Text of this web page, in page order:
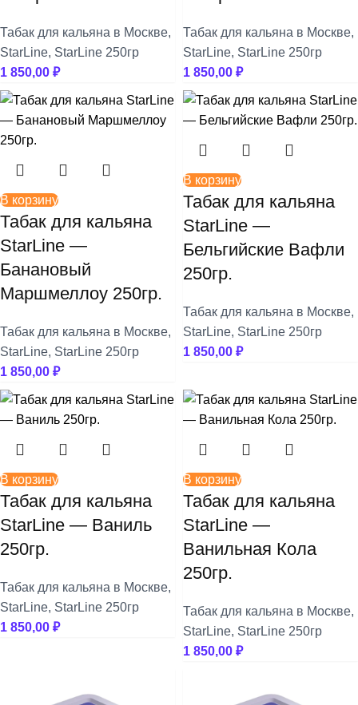
Табак для кальяна в Москве,
StarLine, StarLine 250гр
1 850,00 ₽
Табак для кальяна в Москве,
StarLine, StarLine 250гр
1 850,00 ₽
В корзину
Табак для кальяна
StarLine —
Банановый
Маршмеллоу 250гр.
Табак для кальяна в Москве,
StarLine, StarLine 250гр
1 850,00 ₽
В корзину
Табак для кальяна
StarLine —
Бельгийские Вафли
250гр.
Табак для кальяна в Москве,
StarLine, StarLine 250гр
1 850,00 ₽
В корзину
Табак для кальяна
StarLine — Ваниль
250гр.
Табак для кальяна в Москве,
StarLine, StarLine 250гр
1 850,00 ₽
В корзину
Табак для кальяна
StarLine —
Ванильная Кола
250гр.
Табак для кальяна в Москве,
StarLine, StarLine 250гр
1 850,00 ₽